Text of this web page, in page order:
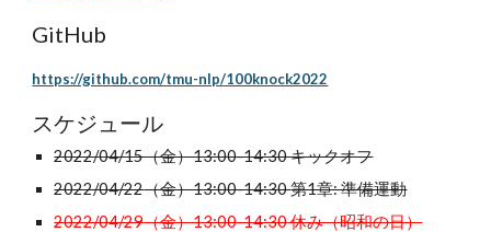
GitHub
https://github.com/tmu-nlp/100knock2022
スケジュール
2022/04/15（金）13:00-14:30 キックオフ
2022/04/22（金）13:00-14:30 第1章: 準備運動
2022/04/29（金）13:00-14:30 休み（昭和の日）